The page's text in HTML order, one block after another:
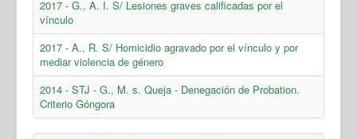
2017 - G., A. I. S/ Lesiones graves calificadas por el
vínculo
2017 - A., R. S/ Homicidio agravado por el vínculo y por
mediar violencia de género
2014 - STJ - G., M. s. Queja - Denegación de Probation.
Criterio Góngora